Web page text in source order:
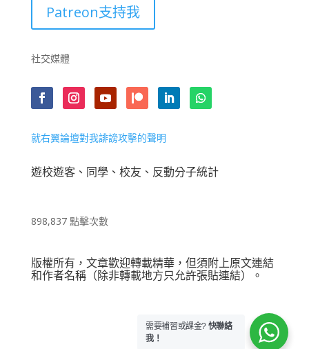
Patreon支持我
社交媒體
就右翼論壇對我誹謗攻擊的聲明
遊校遊客、同學、校友、反動分子統計
898,837 點擊次數
版權所有，文章歡迎轉載精華，但須附上原文連結
和作者名稱（除非轉載地方只允許張貼連結）。
需要補習或課金? 快聯絡
我！